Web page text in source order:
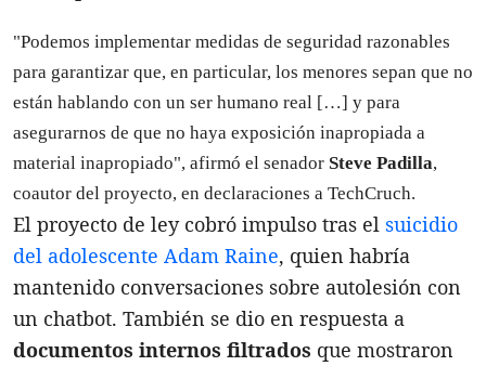
"Podemos implementar medidas de seguridad razonables
para garantizar que, en particular, los menores sepan que no
están hablando con un ser humano real […] y para
asegurarnos de que no haya exposición inapropiada a
material inapropiado", afirmó el senador Steve Padilla,
coautor del proyecto, en declaraciones a TechCruch.
El proyecto de ley cobró impulso tras el suicidio
del adolescente Adam Raine, quien habría
mantenido conversaciones sobre autolesión con
un chatbot. También se dio en respuesta a
documentos internos filtrados que mostraron